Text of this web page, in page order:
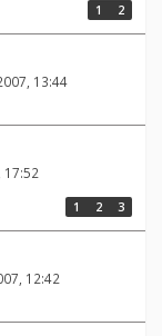
1 2
13:44
17:52
1 2 3
12:42